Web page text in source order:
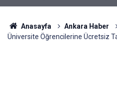
Anasayfa Ankara Haber
Üniversite Öğrencilerine Ücretsiz